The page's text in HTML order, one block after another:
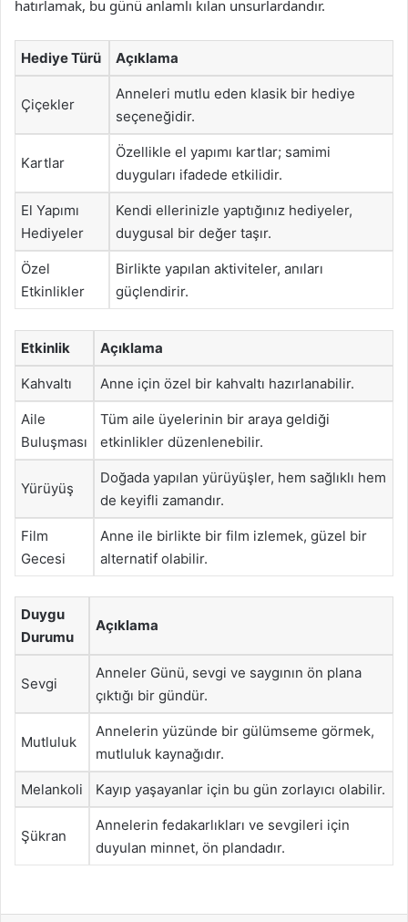
hatırlamak, bu günü anlamlı kılan unsurlardandır.
Hediye Türü Açıklama
Çiçekler
Anneleri mutlu eden klasik bir hediye
seçeneğidir.
Kartlar
Özellikle el yapımı kartlar; samimi
duyguları ifadede etkilidir.
El Yapımı
Hediyeler
Kendi ellerinizle yaptığınız hediyeler,
duygusal bir değer taşır.
Özel
Etkinlikler
Birlikte yapılan aktiviteler, anıları
güçlendirir.
Etkinlik Açıklama
Kahvaltı Anne için özel bir kahvaltı hazırlanabilir.
Aile
Buluşması
Tüm aile üyelerinin bir araya geldiği
etkinlikler düzenlenebilir.
Yürüyüş
Doğada yapılan yürüyüşler, hem sağlıklı hem
de keyifli zamandır.
Film
Gecesi
Anne ile birlikte bir film izlemek, güzel bir
alternatif olabilir.
Duygu
Durumu
Açıklama
Sevgi
Anneler Günü, sevgi ve saygının ön plana
çıktığı bir gündür.
Mutluluk
Annelerin yüzünde bir gülümseme görmek,
mutluluk kaynağıdır.
Melankoli Kayıp yaşayanlar için bu gün zorlayıcı olabilir.
Şükran
Annelerin fedakarlıkları ve sevgileri için
duyulan minnet, ön plandadır.